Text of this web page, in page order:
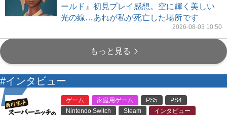
ールド』初見プレイ感想。空に輝く美しい
光の線…あれが私が死亡した場所です
2026-08-03 10:50
もっと見る
#インタビュー
ゲーム 家庭用ゲーム PS5
PS4
Nintendo Switch
Steam インタビュー